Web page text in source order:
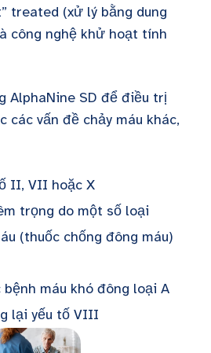
treated (xử lý bằng dung
công nghệ khử hoạt tính
AlphaNine SD để điều trị
các vấn đề chảy máu khác,
II, VII hoặc X
trọng do một số loại
(thuốc chống đông máu)
bệnh máu khó đông loại A
lại yếu tố VIII